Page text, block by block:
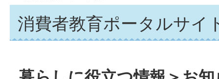
消費者教育ポータルサイ